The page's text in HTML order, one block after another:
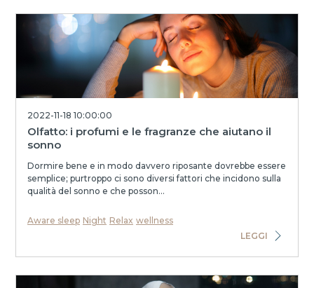
2022-11-18 10:00:00
Olfatto: i profumi e le fragranze che aiutano il
sonno
Dormire bene e in modo davvero riposante dovrebbe essere
semplice; purtroppo ci sono diversi fattori che incidono sulla
qualità del sonno e che posson...
Aware sleep Night Relax wellness
LEGGI